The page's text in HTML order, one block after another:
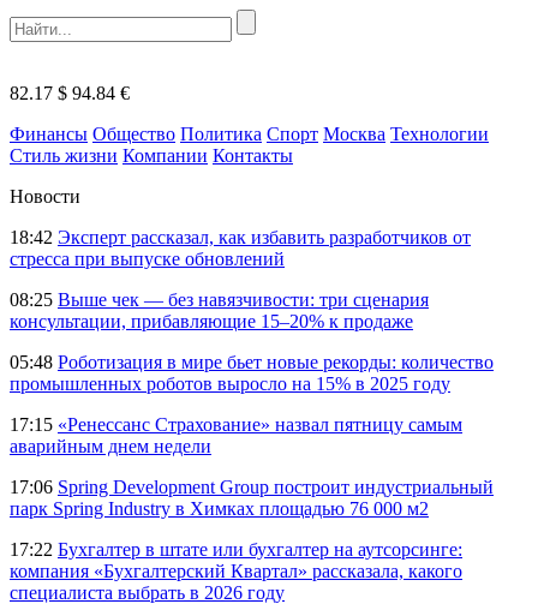
82.17 $ 94.84 €
Финансы Общество Политика Спорт Москва Технологии
Стиль жизни Компании Контакты
Новости
18:42 Эксперт рассказал, как избавить разработчиков от
стресса при выпуске обновлений
08:25 Выше чек — без навязчивости: три сценария
консультации, прибавляющие 15–20% к продаже
05:48 Роботизация в мире бьет новые рекорды: количество
промышленных роботов выросло на 15% в 2025 году
17:15 «Ренессанс Страхование» назвал пятницу самым
аварийным днем недели
17:06 Spring Development Group построит индустриальный
парк Spring Industry в Химках площадью 76 000 м2
17:22 Бухгалтер в штате или бухгалтер на аутсорсинге:
компания «Бухгалтерский Квартал» рассказала, какого
специалиста выбрать в 2026 году